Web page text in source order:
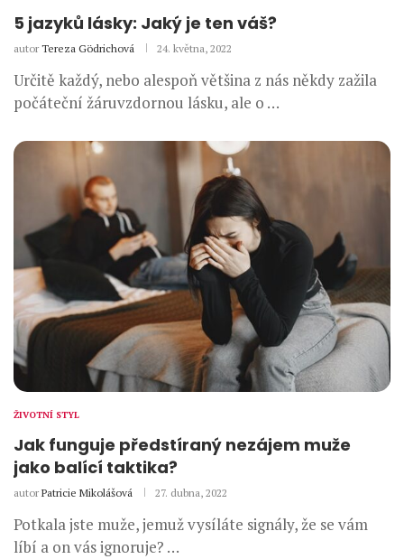
5 jazyků lásky: Jaký je ten váš?
autor Tereza Gödrichová 24. května, 2022
Určitě každý, nebo alespoň většina z nás někdy zažila
počáteční žáruvzdornou lásku, ale o …
ŽIVOTNÍ STYL
Jak funguje předstíraný nezájem muže
jako balící taktika?
autor Patricie Mikolášová 27. dubna, 2022
Potkala jste muže, jemuž vysíláte signály, že se vám
líbí a on vás ignoruje? …